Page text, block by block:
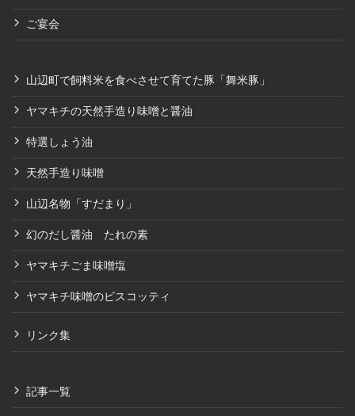
ご宴会
山辺町で飼料米を食べさせて育てた豚「舞米豚」
ヤマキチの天然手造り味噌と醤油
特選しょう油
天然手造り味噌
山辺名物「すだまり」
幻のだし醤油 たれの素
ヤマキチごま味噌塩
ヤマキチ味噌のビスコッティ
リンク集
記事一覧